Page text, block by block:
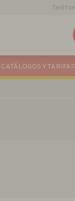
CATÁLOGOS Y TARIFAS